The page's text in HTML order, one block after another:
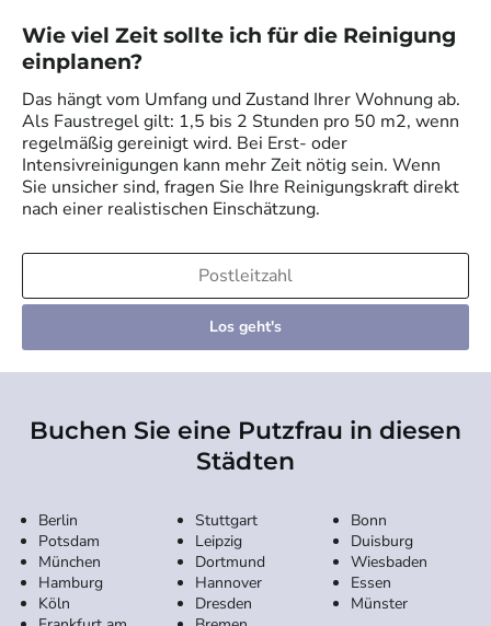
Wie viel Zeit sollte ich für die Reinigung
einplanen?
Das hängt vom Umfang und Zustand Ihrer Wohnung ab.
Als Faustregel gilt: 1,5 bis 2 Stunden pro 50 m2, wenn
regelmäßig gereinigt wird. Bei Erst- oder
Intensivreinigungen kann mehr Zeit nötig sein. Wenn
Sie unsicher sind, fragen Sie Ihre Reinigungskraft direkt
nach einer realistischen Einschätzung.
Los geht's
Buchen Sie eine Putzfrau in diesen
Städten
Berlin
Potsdam
München
Hamburg
Köln
Stuttgart
Leipzig
Dortmund
Hannover
Dresden
Bonn
Duisburg
Wiesbaden
Essen
Münster